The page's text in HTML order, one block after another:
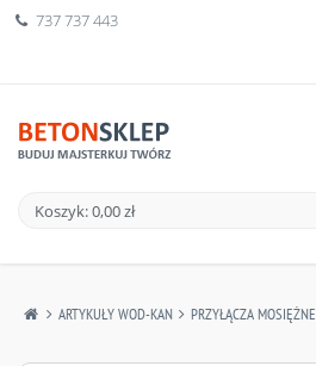
737 737 443
Koszyk: 0,00 zł
ARTYKUŁY WOD-KAN PRZYŁĄCZA MOSIĘŻNE